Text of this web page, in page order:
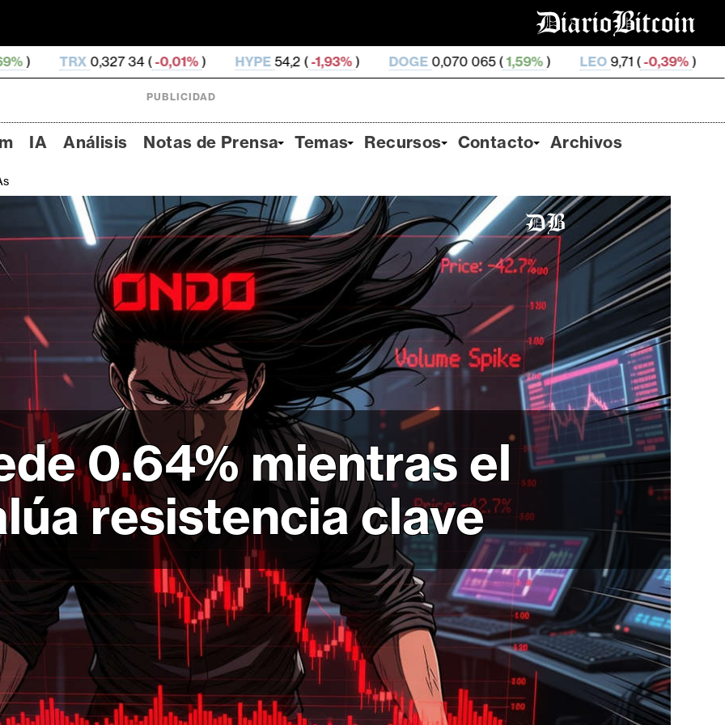
34 ( -0,01%) HYPE54,2 (-1,93% ) DOGE0,070 065 ( 1,59%) LEO9,71 (-0,39% ZEC 507,86 (
PUBLICIDAD
IA Análisis Notas de Prensa Temas Recursos Contacto Archivos
0.64% mientras el
resistencia clave